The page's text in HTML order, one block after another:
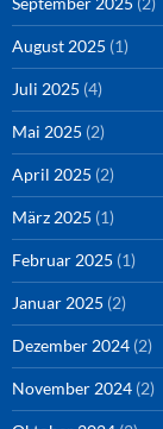
August 2025 (1)
Juli 2025 (4)
Mai 2025 (2)
April 2025 (2)
März 2025 (1)
Februar 2025 (1)
Januar 2025 (2)
Dezember 2024 (2)
November 2024 (2)